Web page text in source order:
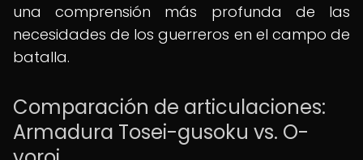
una comprensión más profunda de las
necesidades de los guerreros en el campo de
batalla.
Comparación de articulaciones:
Armadura Tosei-gusoku vs. O-